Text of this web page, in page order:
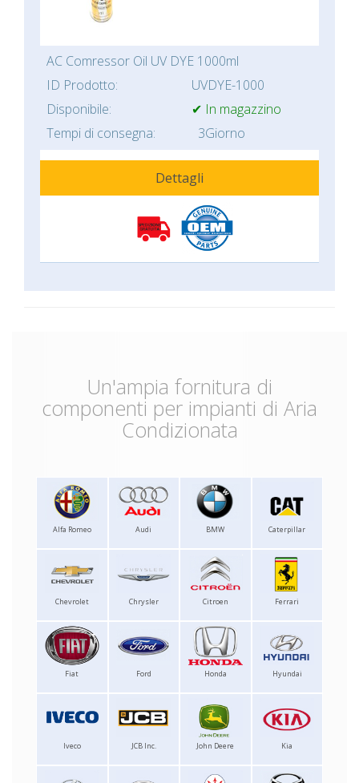
AC Comressor Oil UV DYE 1000ml
ID Prodotto:
UVDYE-1000
Disponibile:
✔ In magazzino
Tempi di consegna:
3Giorno
Dettagli
Un'ampia fornitura di
componenti per impianti di Aria
Condizionata
Alfa Romeo Audi BMW Caterpillar
Chevrolet Chrysler Citroen Ferrari
Fiat Ford Honda Hyundai
Iveco JCB Inc. John Deere Kia